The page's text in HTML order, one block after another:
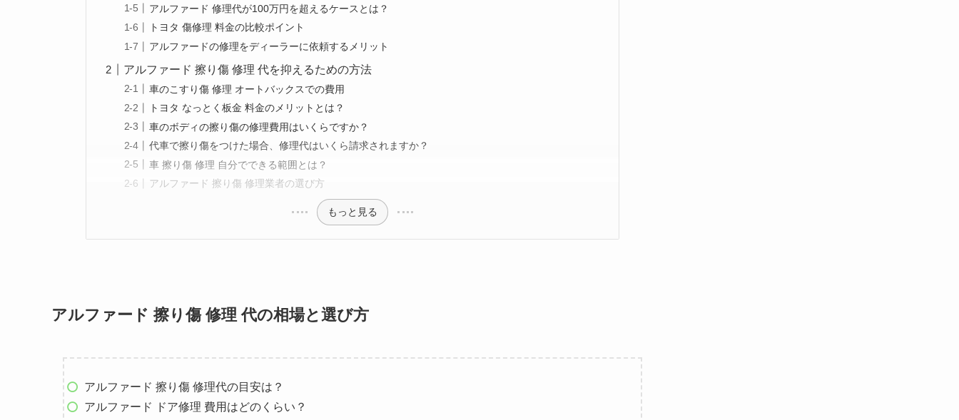
アルファード 修理代が100万円を超えるケースとは？
トヨタ 傷修理 料金の比較ポイント
アルファードの修理をディーラーに依頼するメリット
アルファード 擦り傷 修理 代を抑えるための方法
車のこすり傷 修理 オートバックスでの費用
トヨタ なっとく板金 料金のメリットとは？
車のボディの擦り傷の修理費用はいくらですか？
代車で擦り傷をつけた場合、修理代はいくら請求されますか？
車 擦り傷 修理 自分でできる範囲とは？
アルファード 擦り傷 修理業者の選び方
もっと見る
アルファード 擦り傷 修理 代の相場と選び方
アルファード 擦り傷 修理代の目安は？
アルファード ドア修理 費用はどのくらい？